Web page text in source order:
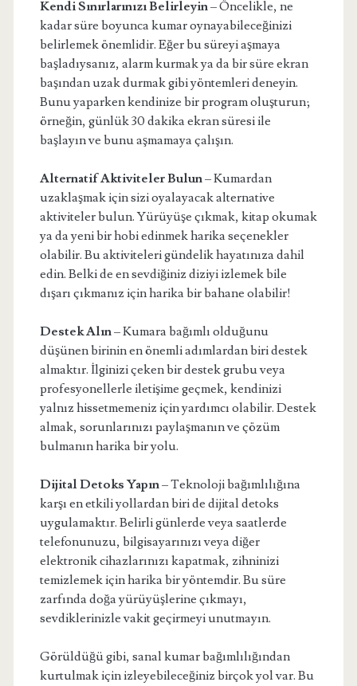
Kendi Sınırlarınızı Belirleyin– Öncelikle, ne
kadar süre boyunca kumar oynayabileceğinizi
belirlemek önemlidir. Eğer bu süreyi aşmaya
başladıysanız, alarm kurmak ya da bir süre ekran
başından uzak durmak gibi yöntemleri deneyin.
Bunu yaparken kendinize bir program oluşturun;
örneğin, günlük 30 dakika ekran süresi ile
başlayın ve bunu aşmamaya çalışın.
Alternatif Aktiviteler Bulun– Kumardan
uzaklaşmak için sizi oyalayacak alternative
aktiviteler bulun. Yürüyüşe çıkmak, kitap okumak
ya da yeni bir hobi edinmek harika seçenekler
olabilir. Bu aktiviteleri gündelik hayatınıza dahil
edin. Belki de en sevdiğiniz diziyi izlemek bile
dışarı çıkmanız için harika bir bahane olabilir!
Destek Alın– Kumara bağımlı olduğunu
düşünen birinin en önemli adımlardan biri destek
almaktır. İlginizi çeken bir destek grubu veya
profesyonellerle iletişime geçmek, kendinizi
yalnız hissetmemeniz için yardımcı olabilir. Destek
almak, sorunlarınızı paylaşmanın ve çözüm
bulmanın harika bir yolu.
Dijital Detoks Yapın– Teknoloji bağımlılığına
karşı en etkili yollardan biri de dijital detoks
uygulamaktır. Belirli günlerde veya saatlerde
telefonunuzu, bilgisayarınızı veya diğer
elektronik cihazlarınızı kapatmak, zihninizi
temizlemek için harika bir yöntemdir. Bu süre
zarfında doğa yürüyüşlerine çıkmayı,
sevdiklerinizle vakit geçirmeyi unutmayın.
Görüldüğü gibi, sanal kumar bağımlılığından
kurtulmak için izleyebileceğiniz birçok yol var. Bu